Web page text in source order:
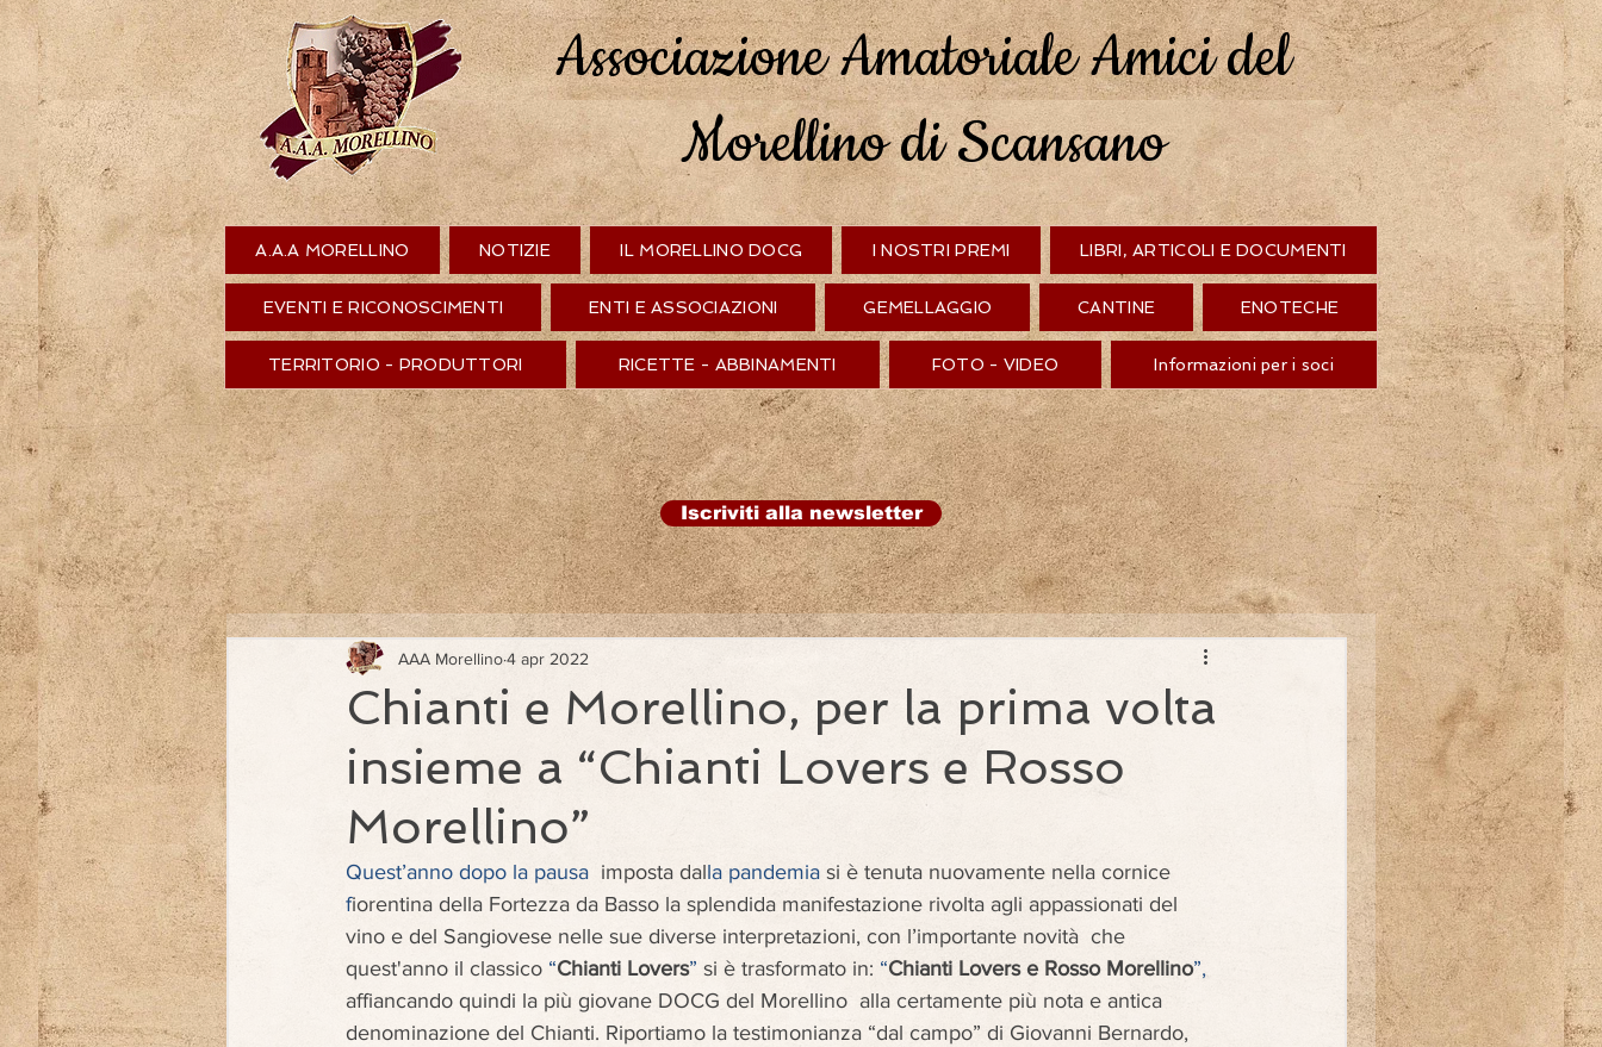
Associazione Amatoriale Amici del
Morellino di Scansano
A.A.A MORELLINO NOTIZIE IL MORELLINO DOCG I NOSTRI PREMI LIBRI, ARTICOLI E DOCUMENTI
EVENTI E RICONOSCIMENTI ENTI E ASSOCIAZIONI GEMELLAGGIO CANTINE ENOTECHE
TERRITORIO - PRODUTTORI RICETTE - ABBINAMENTI FOTO - VIDEO Informazioni per i soci
Iscriviti alla newsletter
Chianti e Morellino, per la prima volta
insieme a “Chianti Lovers e Rosso
Morellino”
AAA Morellino4 apr 2022
Quest’anno dopo la pausa imposta dalla pandemia si è tenuta nuovamente nella cornice
fiorentina della Fortezza da Basso la splendida manifestazione rivolta agli appassionati del
vino e del Sangiovese nelle sue diverse interpretazioni, con l’importante novità  che
quest'anno il classico “Chianti Lovers” si è trasformato in: “Chianti Lovers e Rosso Morellino”,
affiancando quindi la più giovane DOCG del Morellino  alla certamente più nota e antica
denominazione del Chianti. Riportiamo la testimonianza “dal campo” di Giovanni Bernardo,